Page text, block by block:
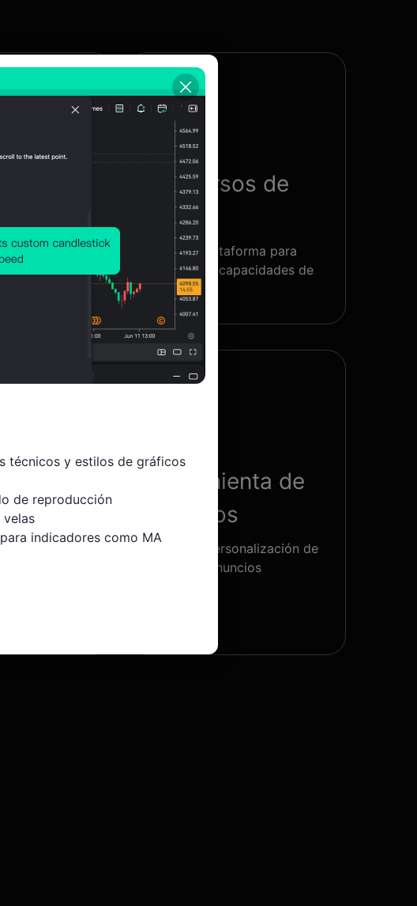
traders y
Concursos de
trading
La mejor plataforma para
mostrar sus capacidades de
trading
de análisis
Herramienta de
anuncios
Admite la personalización de
diferentes anuncios
técnicos y estilos de gráficos
de reproducción
indicadores como MA